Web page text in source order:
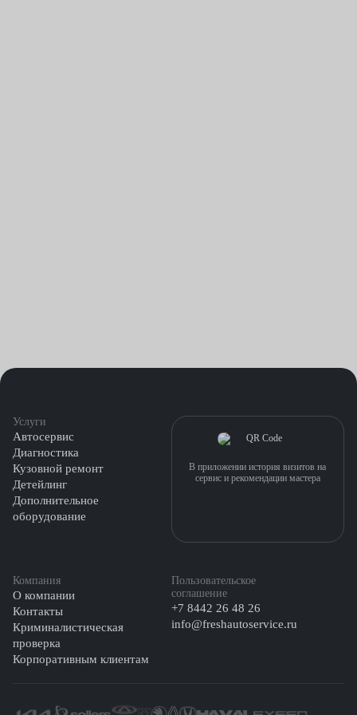
Услуги
Автосервис
Диагностика
Кузовной ремонт
Детейлинг
Дополнительное
оборудование
Компания
О компании
Контакты
Криминалистическая
проверка
Корпоративным клиентам
Пользовательское
соглашение
+7 8442 26 48 26
info@freshautoservice.ru
В приложении история визитов на
сервис и рекомендации мастера